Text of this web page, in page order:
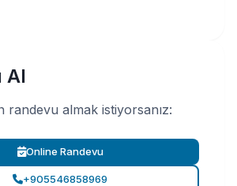
Al
randevu almak istiyorsanız:
Online Randevu
+905546858969